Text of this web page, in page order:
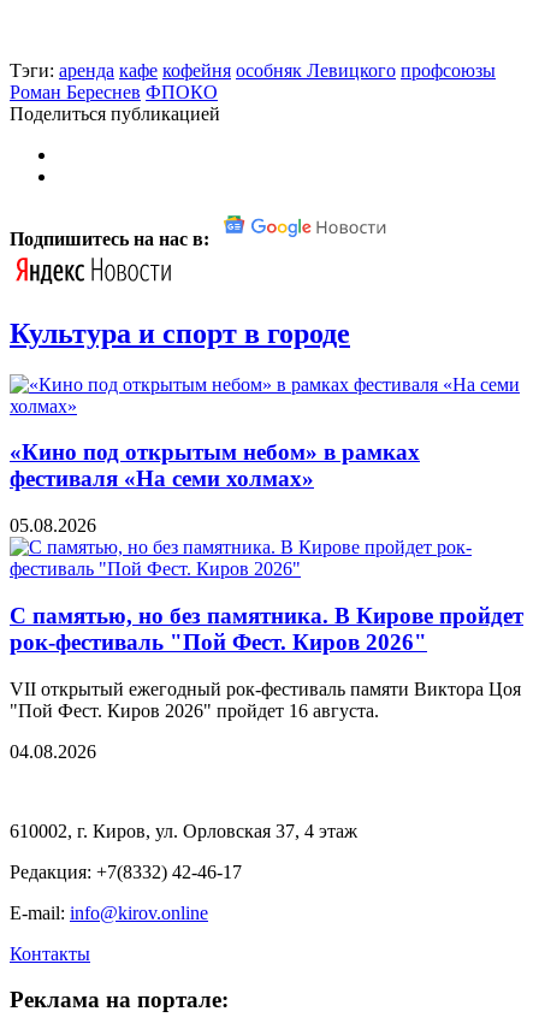
Тэги: аренда кафе кофейня особняк Левицкого профсоюзы
Роман Береснев ФПОКО
Поделиться публикацией
Подпишитесь на нас в:
Культура и спорт в городе
«Кино под открытым небом» в рамках
фестиваля «На семи холмах»
05.08.2026
С памятью, но без памятника. В Кирове пройдет
рок-фестиваль "Пой Фест. Киров 2026"
VII открытый ежегодный рок-фестиваль памяти Виктора Цоя
"Пой Фест. Киров 2026" пройдет 16 августа.
04.08.2026
610002, г. Киров, ул. Орловская 37, 4 этаж
Редакция: +7(8332) 42-46-17
E-mail: info@kirov.online
Контакты
Реклама на портале: